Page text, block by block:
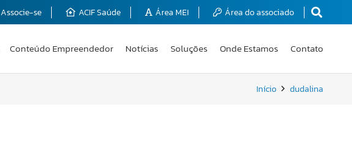
Associe-se ACIF Saúde Área MEI Área do associado
Conteúdo Empreendedor Notícias Soluções Onde Estamos Contato
Início dudalina